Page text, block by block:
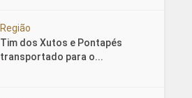
Região
Tim dos Xutos e Pontapés
transportado para o...